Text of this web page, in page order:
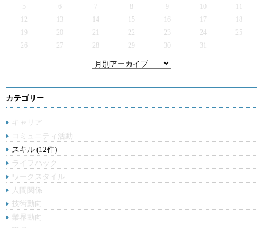
5
6 7 9
12
13 14 15 16 17
19
20 21 22 23 24
25
26
27 28 29 30 31
カテゴリー
キャリア
コミュニティ活動
スキル (12件)
ライフハック
ワークスタイル
人間関係
技術動向
業界動向